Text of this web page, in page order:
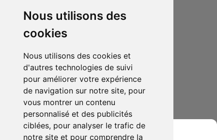
Nous utilisons des
cookies
Nous utilisons des cookies et
d'autres technologies de suivi
pour améliorer votre expérience
de navigation sur notre site, pour
vous montrer un contenu
personnalisé et des publicités
ciblées, pour analyser le trafic de
notre site et pour comprendre la
190.00 € 0
Majin boo last one ichiban kuji
Ajouter au lot